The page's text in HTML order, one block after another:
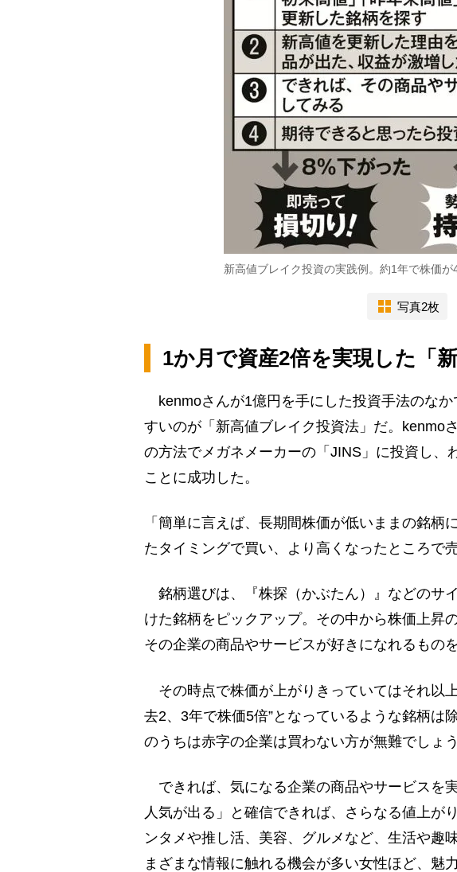
新高値ブレイク投資の実践例。約1年で株価が
写真2枚
1か月で資産2倍を実現した「
kenmoさんが1億円を手にした投資手法のな
すいのが「新高値ブレイク投資法」だ。kenmo
の方法でメガネメーカーの「JINS」に投資し、
ことに成功した。
「簡単に言えば、長期間株価が低いままの銘柄
たタイミングで買い、より高くなったところで
銘柄選びは、『株探（かぶたん）』などのサ
けた銘柄をピックアップ。その中から株価上昇
その企業の商品やサービスが好きになれるもの
その時点で株価が上がりきっていてはそれ以
去2、3年で株価5倍”となっているような銘柄は
のうちは赤字の企業は買わない方が無難でしょ
できれば、気になる企業の商品やサービスを
人気が出る」と確信できれば、さらなる値上が
ンタメや推し活、美容、グルメなど、生活や趣
まざまな情報に触れる機会が多い女性ほど、魅